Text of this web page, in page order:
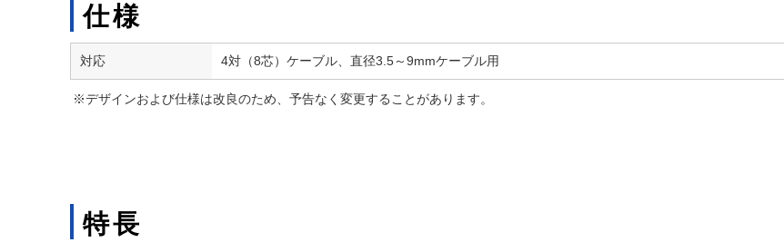
仕様
対応 4対（8芯）ケーブル、直径3.5～9mmケーブル用
※デザインおよび仕様は改良のため、予告なく変更することがあります。
特長